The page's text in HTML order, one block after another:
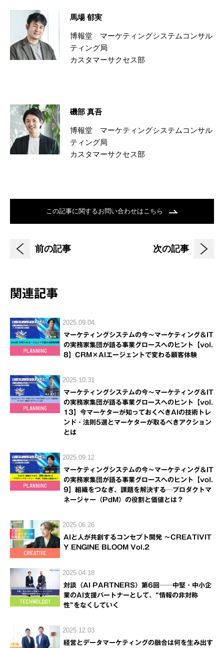
馬場 郁実
博報堂 マーケティングシステムコンサル
ティング局
カスタマーサクセス部
磯部 真吾
博報堂 マーケティングシステムコンサル
ティング局
カスタマーサクセス部
この記事に関するお問い合わせはこちら
前の記事 次の記事
関連記事
2025.09.04
マーケティングシステムの今～マーケティング＆IT
の実務家集団が語る事業グロースへのヒント【vol.
8】CRM×AIエージェントで変わる顧客体験
2025.10.31
マーケティングシステムの今～マーケティング＆IT
の実務家集団が語る事業グロースへのヒント【vol.
13】今マーケターが知っておくべきAIの技術トレ
ンド・法則5選とマーケターが取るべきアクション
とは
2025.09.12
マーケティングシステムの今～マーケティング＆IT
の実務家集団が語る事業グロースへのヒント【vol.
9】組織をつなぎ、課題を解決する─プロダクトマ
ネージャー（PdM）の役割と価値とは？
2025.06.26
AIと人が共創するコンセプト開発 ～CREATIVIT
Y ENGINE BLOOM Vol.2
2025.04.18
対談〈AI PARTNERS〉第6回──中堅・中小企
業のAI支援パートナーとして、“情報の非対称
性”をなくしていく
2025.12.03
経営とデータマーケティングの融合は何を生み出す